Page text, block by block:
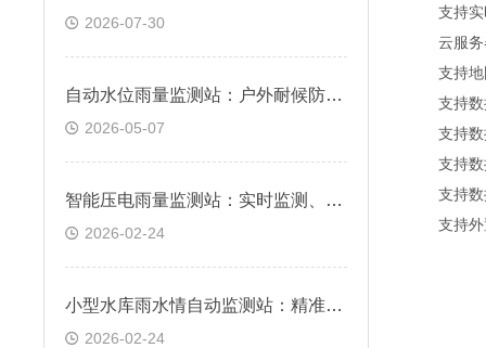
2026-07-30
自动水位雨量监测站：户外耐候防护设计，复杂环境长效适配
2026-05-07
智能压电雨量监测站：实时监测、数据稳定，适用于各类复杂环境
2026-02-24
小型水库雨水情自动监测站：精准测量降雨与水位，防范漫坝风险
2026-02-24
支持实
云服务器
支持地
支持数
支持数
支持数据
支持数
支持外